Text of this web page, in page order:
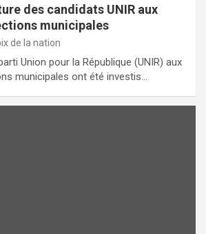
des candidats UNIR aux
municipales
de la nation
Union pour la République (UNIR) aux
municipales ont été investis…